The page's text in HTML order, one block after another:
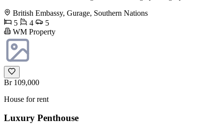
British Embassy, Gurage, Southern Nations
5
4
5
WM Property
Br 109,000
House for rent
Luxury Penthouse